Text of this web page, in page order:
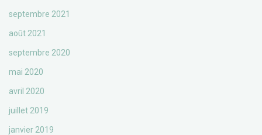
septembre 2021
août 2021
septembre 2020
mai 2020
avril 2020
juillet 2019
janvier 2019